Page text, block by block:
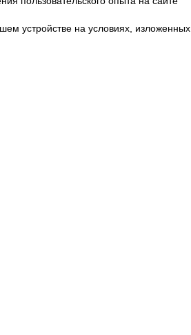
устройстве на условиях, изложенных